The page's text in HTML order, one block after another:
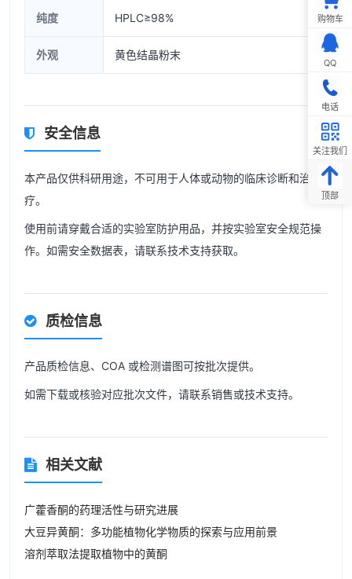
纯度 HPLC≥98%
外观 黄色结晶粉末
安全信息
本产品仅供科研用途，不可用于人体或动物的临床诊断和治
疗。
使用前请穿戴合适的实验室防护用品，并按实验室安全规范操
作。如需安全数据表，请联系技术支持获取。
质检信息
产品质检信息、COA 或检测谱图可按批次提供。
如需下载或核验对应批次文件，请联系销售或技术支持。
相关文献
广藿香酮的药理活性与研究进展
大豆异黄酮：多功能植物化学物质的探索与应用前景
溶剂萃取法提取植物中的黄酮
购物车
QQ
电话
关注我们
顶部